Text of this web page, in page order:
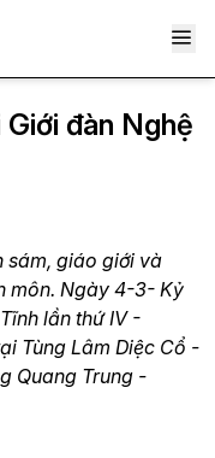
đàn Nghệ
sám, giáo giới và
môn. Ngày 4-3- Kỷ
lần thứ IV -
Tùng Lâm Diệc Cổ -
Quang Trung -